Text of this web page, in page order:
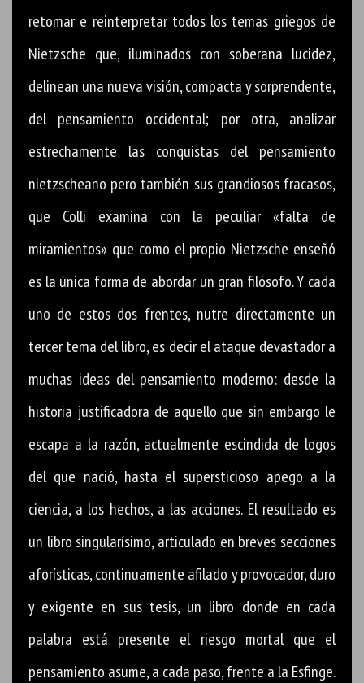
retomar e reinterpretar todos los temas griegos de
Nietzsche que, iluminados con soberana lucidez,
delinean una nueva visión, compacta y sorprendente,
del pensamiento occidental; por otra, analizar
estrechamente las conquistas del pensamiento
nietzscheano pero también sus grandiosos fracasos,
que Colli examina con la peculiar «falta de
miramientos» que como el propio Nietzsche enseñó
es la única forma de abordar un gran filósofo. Y cada
uno de estos dos frentes, nutre directamente un
tercer tema del libro, es decir el ataque devastador a
muchas ideas del pensamiento moderno: desde la
historia justificadora de aquello que sin embargo le
escapa a la razón, actualmente escindida de logos
del que nació, hasta el supersticioso apego a la
ciencia, a los hechos, a las acciones. El resultado es
un libro singularísimo, articulado en breves secciones
aforísticas, continuamente afilado y provocador, duro
y exigente en sus tesis, un libro donde en cada
palabra está presente el riesgo mortal que el
pensamiento asume, a cada paso, frente a la Esfinge.